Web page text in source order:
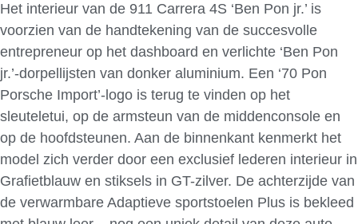
Het interieur van de 911 Carrera 4S ‘Ben Pon jr.’ is
voorzien van de handtekening van de succesvolle
entrepreneur op het dashboard en verlichte ‘Ben Pon
jr.’-dorpellijsten van donker aluminium. Een ‘70 Pon
Porsche Import’-logo is terug te vinden op het
sleuteletui, op de armsteun van de middenconsole en
op de hoofdsteunen. Aan de binnenkant kenmerkt het
model zich verder door een exclusief lederen interieur in
Grafietblauw en stiksels in GT-zilver. De achterzijde van
de verwarmbare Adaptieve sportstoelen Plus is bekleed